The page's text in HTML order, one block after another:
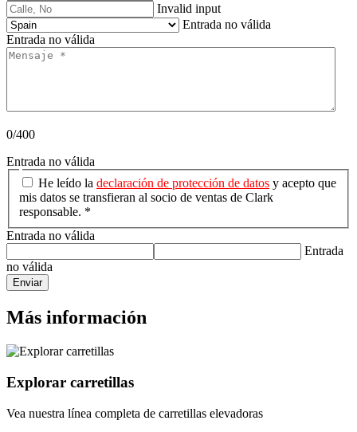
Invalid input
Entrada no válida
Entrada no válida
0/400
Entrada no válida
He leído la declaración de protección de datos y acepto que
mis datos se transfieran al socio de ventas de Clark
responsable. *
Entrada no válida
Entrada
no válida
Enviar
Más información
Explorar carretillas
Vea nuestra línea completa de carretillas elevadoras